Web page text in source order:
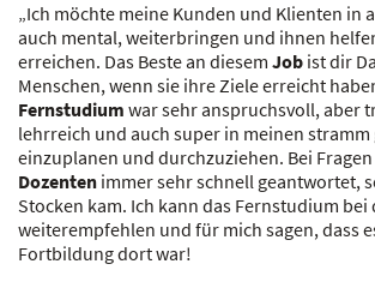
„Ich möchte meine Kunden und Klienten in
auch mental, weiterbringen und ihnen
erreichen. Das Beste an diesem Job ist dir
Menschen, wenn sie ihre Ziele erreicht
Fernstudium war sehr anspruchsvoll, aber
lehrreich und auch super in meinen stramm
einzuplanen und durchzuziehen. Bei
Dozenten immer sehr schnell geantwortet,
Stocken kam. Ich kann das Fernstudium bei
weiterempfehlen und für mich sagen, dass
Fortbildung dort war!